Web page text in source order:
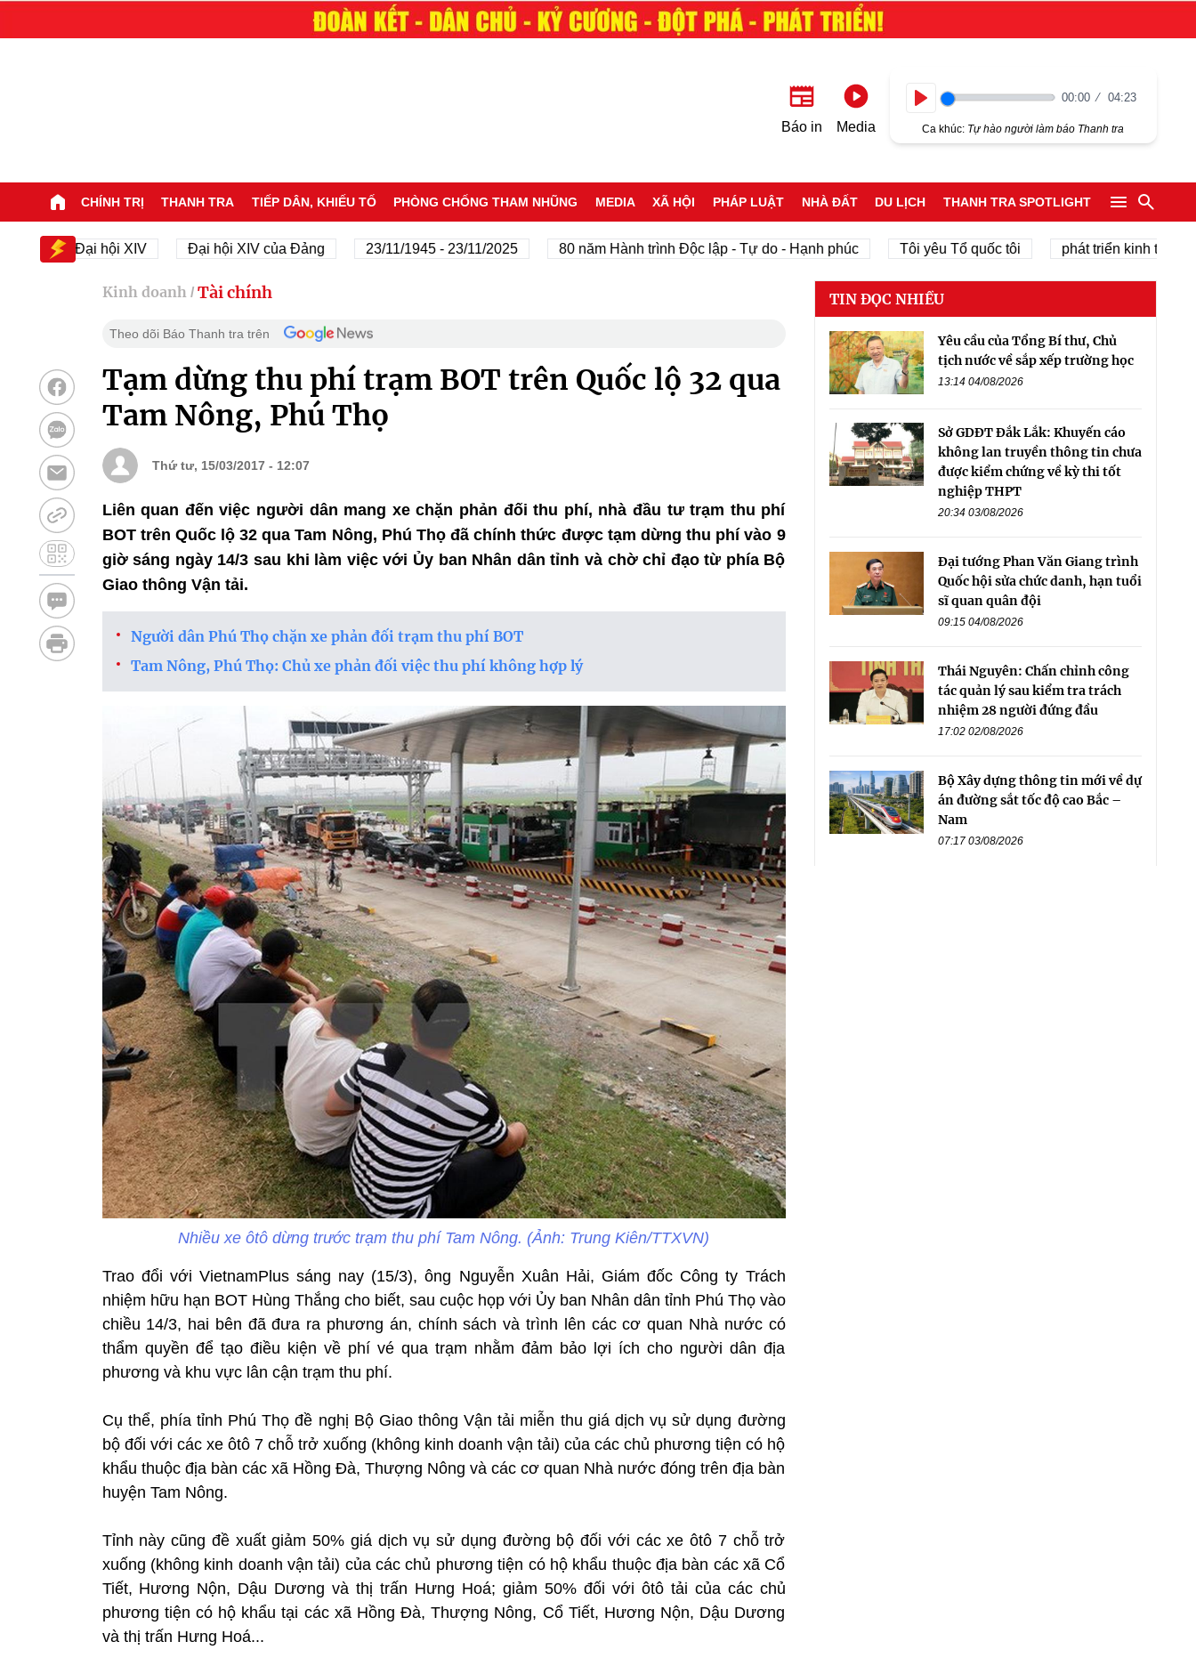
Báo in Media
00:00 04:23
Ca khúc: Tự hào người làm báo Thanh tra
CHÍNH TRỊ THANH TRA TIẾP DÂN, KHIẾU TỐ PHÒNG CHỐNG THAM NHŨNG MEDIA XÃ HỘI PHÁP LUẬT NHÀ ĐẤT DU LỊCH THANH TRA SPOTLIGHT
Đại hội XIV Đại hội XIV của Đảng 23/11/1945 - 23/11/2025 80 năm Hành trình Độc lập - Tự do - Hạnh phúc Tôi yêu Tổ quốc tôi phát triển kinh tế tư nhân
Kinh doanh / Tài chính
Theo dõi Báo Thanh tra trên
Tạm dừng thu phí trạm BOT trên Quốc lộ 32 qua
Tam Nông, Phú Thọ
Thứ tư, 15/03/2017 - 12:07
Liên quan đến việc người dân mang xe chặn phản đối thu phí, nhà đầu tư trạm thu phí
BOT trên Quốc lộ 32 qua Tam Nông, Phú Thọ đã chính thức được tạm dừng thu phí vào 9
giờ sáng ngày 14/3 sau khi làm việc với Ủy ban Nhân dân tỉnh và chờ chỉ đạo từ phía Bộ
Giao thông Vận tải.
Người dân Phú Thọ chặn xe phản đối trạm thu phí BOT
Tam Nông, Phú Thọ: Chủ xe phản đối việc thu phí không hợp lý
Nhiều xe ôtô dừng trước trạm thu phí Tam Nông. (Ảnh: Trung Kiên/TTXVN)
Trao đổi với VietnamPlus sáng nay (15/3), ông Nguyễn Xuân Hải, Giám đốc Công ty Trách
nhiệm hữu hạn BOT Hùng Thắng cho biết, sau cuộc họp với Ủy ban Nhân dân tỉnh Phú Thọ vào
chiều 14/3, hai bên đã đưa ra phương án, chính sách và trình lên các cơ quan Nhà nước có
thẩm quyền để tạo điều kiện về phí vé qua trạm nhằm đảm bảo lợi ích cho người dân địa
phương và khu vực lân cận trạm thu phí.
Cụ thể, phía tỉnh Phú Thọ đề nghị Bộ Giao thông Vận tải miễn thu giá dịch vụ sử dụng đường
bộ đối với các xe ôtô 7 chỗ trở xuống (không kinh doanh vận tải) của các chủ phương tiện có hộ
khẩu thuộc địa bàn các xã Hồng Đà, Thượng Nông và các cơ quan Nhà nước đóng trên địa bàn
huyện Tam Nông.
Tỉnh này cũng đề xuất giảm 50% giá dịch vụ sử dụng đường bộ đối với các xe ôtô 7 chỗ trở
xuống (không kinh doanh vận tải) của các chủ phương tiện có hộ khẩu thuộc địa bàn các xã Cổ
Tiết, Hương Nộn, Dậu Dương và thị trấn Hưng Hoá; giảm 50% đối với ôtô tải của các chủ
phương tiện có hộ khẩu tại các xã Hồng Đà, Thượng Nông, Cổ Tiết, Hương Nộn, Dậu Dương
và thị trấn Hưng Hoá...
TIN ĐỌC NHIỀU
Yêu cầu của Tổng Bí thư, Chủ
tịch nước về sắp xếp trường học
13:14 04/08/2026
Sở GDĐT Đắk Lắk: Khuyến cáo
không lan truyền thông tin chưa
được kiểm chứng về kỳ thi tốt
nghiệp THPT
20:34 03/08/2026
Đại tướng Phan Văn Giang trình
Quốc hội sửa chức danh, hạn tuổi
sĩ quan quân đội
09:15 04/08/2026
Thái Nguyên: Chấn chỉnh công
tác quản lý sau kiểm tra trách
nhiệm 28 người đứng đầu
17:02 02/08/2026
Bộ Xây dựng thông tin mới về dự
án đường sắt tốc độ cao Bắc –
Nam
07:17 03/08/2026